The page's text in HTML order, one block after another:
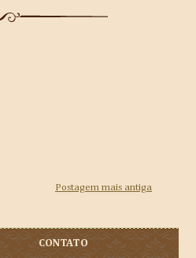
Postagem mais antiga
CONTATO